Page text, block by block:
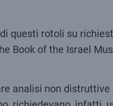
questi rotoli su
Book of the Israel
analisi non